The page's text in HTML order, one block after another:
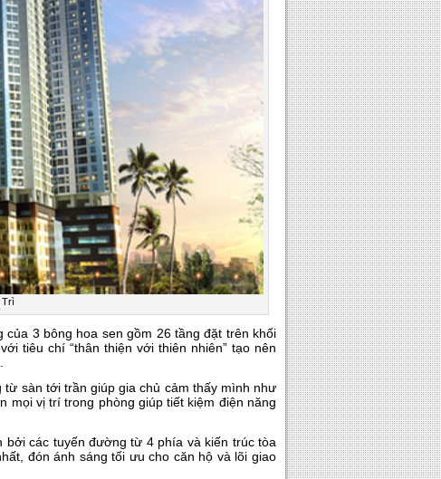
Trì
3 bông hoa sen gồm 26 tầng đặt trên khối
tiêu chí “thân thiện với thiên nhiên” tạo nên
sàn tới trần giúp gia chủ cảm thấy mình như
mọi vị trí trong phòng giúp tiết kiệm điện năng
các tuyến đường từ 4 phía và kiến trúc tòa
đón ánh sáng tối ưu cho căn hộ và lõi giao